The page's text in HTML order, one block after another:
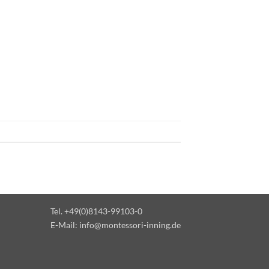
Tel. +49(0)8143-99103-0
E-Mail: info@montessori-inning.de